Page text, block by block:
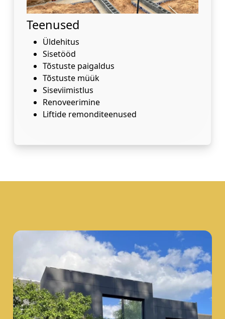
Teenused
Üldehitus
Sisetööd
Tõstuste paigaldus
Tõstuste müük
Siseviimistlus
Renoveerimine
Liftide remonditeenused